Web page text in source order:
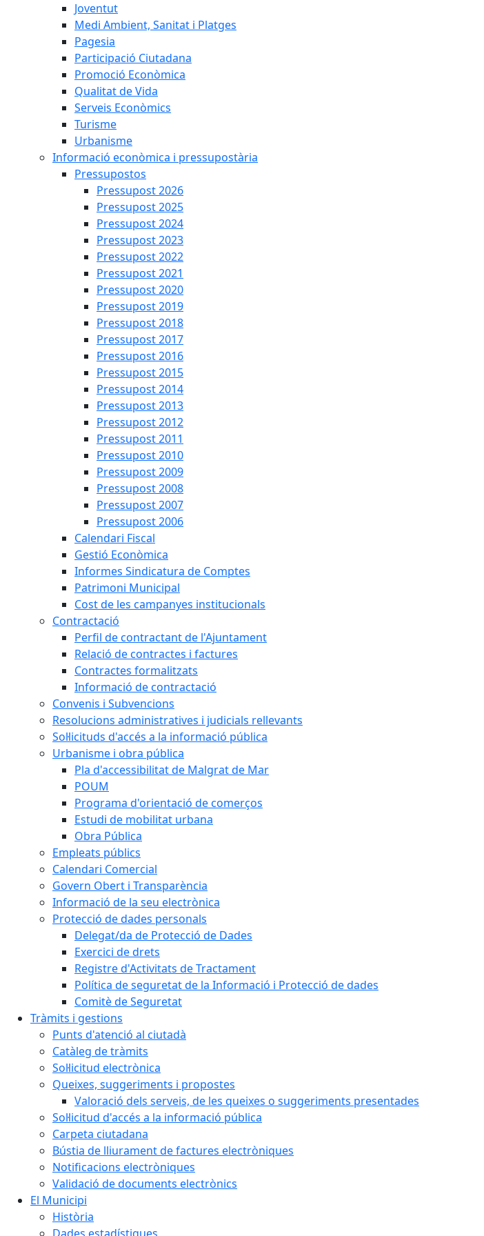
Joventut
Medi Ambient, Sanitat i Platges
Pagesia
Participació Ciutadana
Promoció Econòmica
Qualitat de Vida
Serveis Econòmics
Turisme
Urbanisme
Informació econòmica i pressupostària
Pressupostos
Pressupost 2026
Pressupost 2025
Pressupost 2024
Pressupost 2023
Pressupost 2022
Pressupost 2021
Pressupost 2020
Pressupost 2019
Pressupost 2018
Pressupost 2017
Pressupost 2016
Pressupost 2015
Pressupost 2014
Pressupost 2013
Pressupost 2012
Pressupost 2011
Pressupost 2010
Pressupost 2009
Pressupost 2008
Pressupost 2007
Pressupost 2006
Calendari Fiscal
Gestió Econòmica
Informes Sindicatura de Comptes
Patrimoni Municipal
Cost de les campanyes institucionals
Contractació
Perfil de contractant de l'Ajuntament
Relació de contractes i factures
Contractes formalitzats
Informació de contractació
Convenis i Subvencions
Resolucions administratives i judicials rellevants
Sol·licituds d'accés a la informació pública
Urbanisme i obra pública
Pla d'accessibilitat de Malgrat de Mar
POUM
Programa d'orientació de comerços
Estudi de mobilitat urbana
Obra Pública
Empleats públics
Calendari Comercial
Govern Obert i Transparència
Informació de la seu electrònica
Protecció de dades personals
Delegat/da de Protecció de Dades
Exercici de drets
Registre d'Activitats de Tractament
Política de seguretat de la Informació i Protecció de dades
Comitè de Seguretat
Tràmits i gestions
Punts d'atenció al ciutadà
Catàleg de tràmits
Sol·licitud electrònica
Queixes, suggeriments i propostes
Valoració dels serveis, de les queixes o suggeriments presentades
Sol·licitud d'accés a la informació pública
Carpeta ciutadana
Bústia de lliurament de factures electròniques
Notificacions electròniques
Validació de documents electrònics
El Municipi
Història